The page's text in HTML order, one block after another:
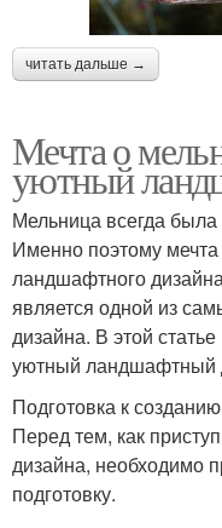
читать дальше →
Мечта о
уютный
Мельница всегда
Именно поэтому
ландшафтного
является одной из
дизайна. В этой
уютный ландшафтный
Подготовка к
Перед тем, как
дизайна, необходимо
подготовку.